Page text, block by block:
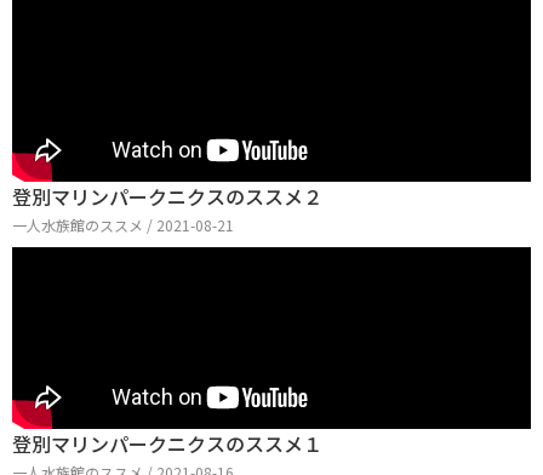
登別マリンパークニクスのススメ２
一人水族館のススメ / 2021-08-21
登別マリンパークニクスのススメ１